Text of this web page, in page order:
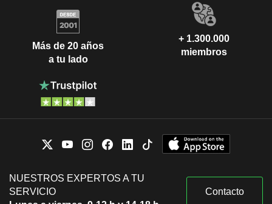
Más de 20 años
a tu lado
+ 1.300.000
miembros
NUESTROS EXPERTOS A TU
SERVICIO
Contacto